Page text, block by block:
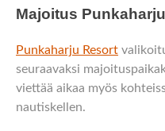
Majoitus
Punkaharju Resort
seuraavaksi
viettää aikaa myös
nautiskellen.